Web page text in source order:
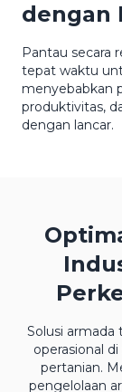
dengan
Pantau secara
tepat waktu
menyebabkan
produktivitas,
dengan lancar.
Solusi
operasional
pertanian.
pengelolaan